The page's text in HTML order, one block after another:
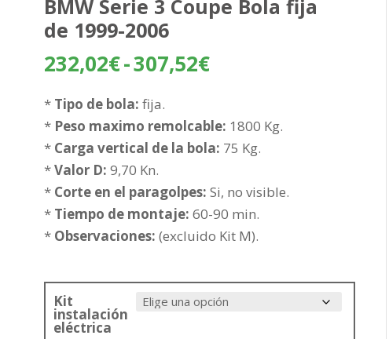
BMW Serie 3 Coupe Bola fija
de 1999-2006
232,02€-307,52€Rango
desde
232,02€
307,52€
* Tipo de bola: fija.
* Peso maximo remolcable: 1800 Kg.
* Carga vertical de la bola: 75 Kg.
*Valor D: 9,70 Kn.
* Corte en el paragolpes: Si, no visible.
* Tiempo de montaje: 60-90 min.
* Observaciones: (excluido Kit M).
Kit
instalación
eléctrica